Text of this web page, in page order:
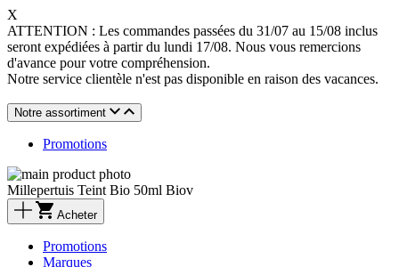
X
ATTENTION : Les commandes passées du 31/07 au 15/08 inclus
seront expédiées à partir du lundi 17/08. Nous vous remercions
d'avance pour votre compréhension.
Notre service clientèle n'est pas disponible en raison des vacances.
Notre assortiment
Promotions
Millepertuis Teint Bio 50ml Biov
Acheter
Promotions
Marques